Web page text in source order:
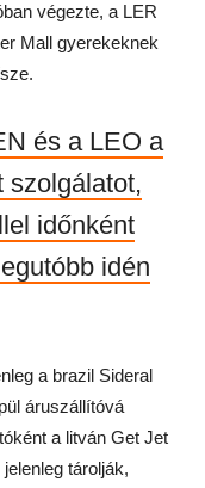
végezte, a LER
Mall gyerekeknek
és a LEO a
szolgálatot,
időnként
idén
a brazil Sideral
áruszállítóvá
a litván Get Jet
tárolják,